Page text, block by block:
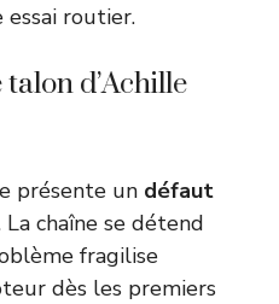
routier.
d’Achille
présente un défaut
La chaîne se détend
fragilise
dès les premiers